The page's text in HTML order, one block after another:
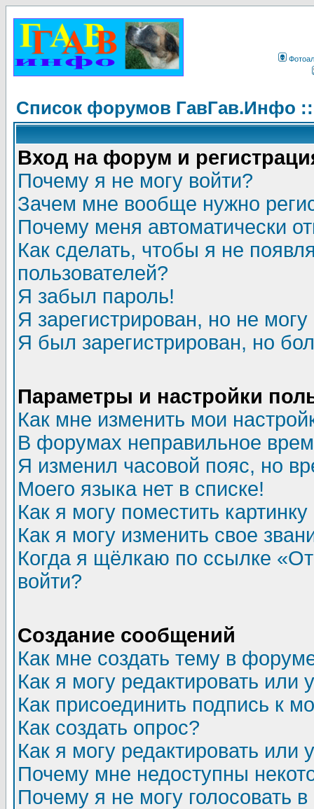
Список форумов ГавГав.Инфо
Вход на форум и
Почему я не могу войти?
Зачем мне вообще нужно
Почему меня автоматически
Как сделать, чтобы я не
пользователей?
Я забыл пароль!
Я зарегистрирован, но не могу
Я был зарегистрирован, но
Параметры и настройки
Как мне изменить мои
В форумах неправильное
Я изменил часовой пояс, но
Моего языка нет в списке!
Как я могу поместить
Как я могу изменить свое
Когда я щёлкаю по ссылке
войти?
Создание сообщений
Как мне создать тему в
Как я могу редактировать или
Как присоединить подпись к
Как создать опрос?
Как я могу редактировать или
Почему мне недоступны
Почему я не могу голосовать